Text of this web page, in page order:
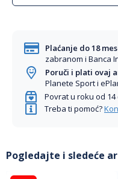
Plaćanje do 18
zabranom i Banca
Poruči i plati ovaj
Planete Sport i
Povrat u roku od 14
Treba ti pomoć?
Pogledajte i sledeće